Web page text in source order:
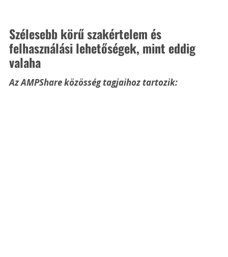
Szélesebb körű szakértelem és
felhasználási lehetőségek, mint eddig
valaha
Az AMPShare közösség tagjaihoz tartozik: